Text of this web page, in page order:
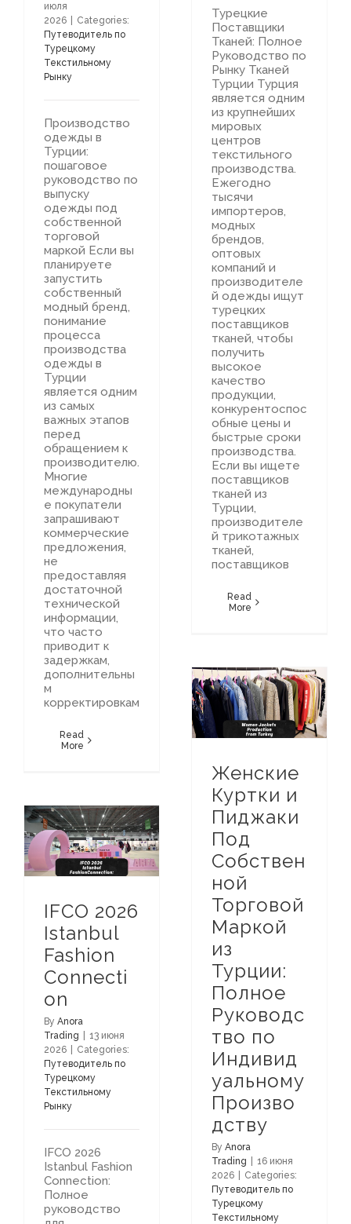
июля
2026
Categories:
Путеводитель по
Турецкому
Текстильному
Рынку
Производство
одежды в
Турции:
пошаговое
руководство по
выпуску
одежды под
собственной
торговой
маркой Если вы
планируете
запустить
собственный
модный бренд,
понимание
процесса
производства
одежды в
Турции
является одним
из самых
важных этапов
перед
обращением к
производителю.
Многие
международны
е покупатели
запрашивают
коммерческие
предложения,
не
предоставляя
достаточной
технической
информации,
что часто
приводит к
задержкам,
дополнительны
м
корректировкам
Read
More
Турецкие
Поставщики
Тканей: Полное
Руководство по
Рынку Тканей
Турции Турция
является одним
из крупнейших
мировых
центров
текстильного
производства.
Ежегодно
тысячи
импортеров,
модных
брендов,
оптовых
компаний и
производителе
й одежды ищут
турецких
поставщиков
тканей, чтобы
получить
высокое
качество
продукции,
конкурентоспос
обные цены и
быстрые сроки
производства.
Если вы ищете
поставщиков
тканей из
Турции,
производителе
й трикотажных
тканей,
поставщиков
Read
More
Женские
Куртки и
Пиджаки
Под
Собствен
ной
Торговой
Маркой
из
Турции:
Полное
Руководс
тво по
Индивид
уальному
Произво
дству
By Anora
Trading
16 июня
2026
Categories:
Путеводитель по
Турецкому
Текстильному
IFCO 2026
Istanbul
Fashion
Connecti
on
By Anora
Trading
13 июня
2026
Categories:
Путеводитель по
Турецкому
Текстильному
Рынку
IFCO 2026
Istanbul Fashion
Connection:
Полное
руководство